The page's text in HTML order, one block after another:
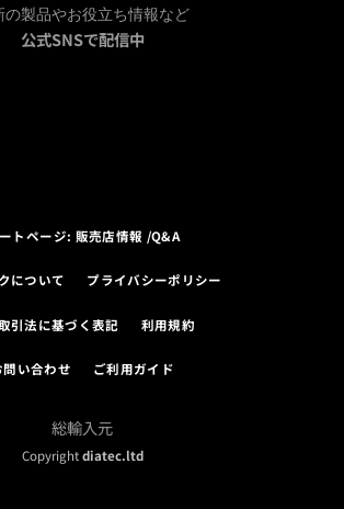
の製品やお役立ち情報など
公式SNSで配信中
トページ: 販売店情報 /Q&A
について プライバシーポリシー
引法に基づく表記 利用規約
問い合わせ ご利用ガイド
総輸入元
Copyrightdiatec.ltd